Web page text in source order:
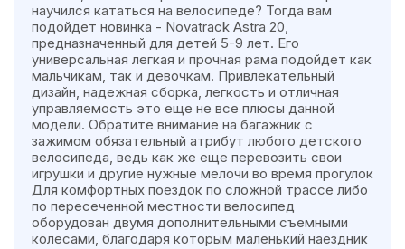
научился кататься на велосипеде? Тогда вам
подойдет новинка - Novatrack Astra 20,
предназначенный для детей 5-9 лет. Его
универсальная легкая и прочная рама подойдет как
мальчикам, так и девочкам. Привлекательный
дизайн, надежная сборка, легкость и отличная
управляемость это еще не все плюсы данной
модели. Обратите внимание на багажник с
зажимом обязательный атрибут любого детского
велосипеда, ведь как же еще перевозить свои
игрушки и другие нужные мелочи во время прогулок
Для комфортных поездок по сложной трассе либо
по пересеченной местности велосипед
оборудован двумя дополнительными съемными
колесами, благодаря которым маленький наездник